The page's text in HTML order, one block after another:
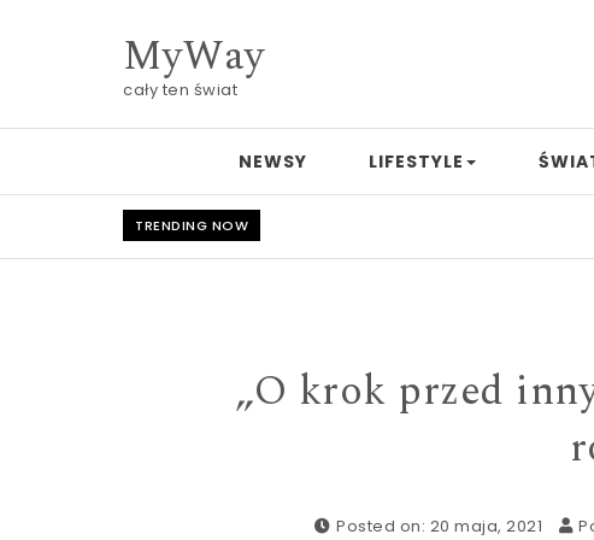
MyWay
cały ten świat
NEWSY LIFESTYLE
TRENDING NOW
„O krok przed
Posted on: 20 maja, 2021